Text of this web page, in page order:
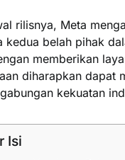
rilisnya, Meta
kedua belah pihak
memberikan
diharapkan dapat
kekuatan
Isi